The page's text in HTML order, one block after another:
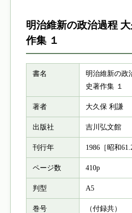
明治維新の政治過程
作集 １
書名
明治維新の政
史著作集 １
著者 大久保 利謙
出版社 吉川弘文館
刊行年 1986［昭和
ページ数 410p
判型 A5
巻号 （付録共）